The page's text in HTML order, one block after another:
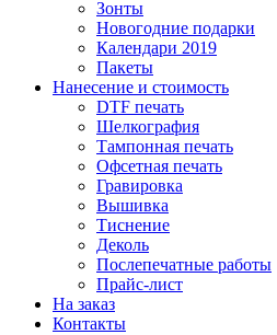
Зонты
Новогодние подарки
Календари 2019
Пакеты
Нанесение и стоимость
DTF печать
Шелкография
Тампонная печать
Офсетная печать
Гравировка
Вышивка
Тиснение
Деколь
Послепечатные работы
Прайс-лист
На заказ
Контакты